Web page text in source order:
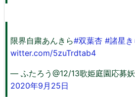
限界自粛あんきら#双葉杏 #諸星き
witter.com/5zuTrdtab4
— ふたろう@12/13歌姫庭園応募
2020年9月25日